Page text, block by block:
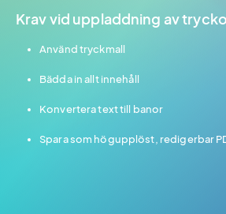
Krav vid uppladdning av
Använd tryckmall
Bädda in allt innehåll
Konvertera text till banor
Spara som högupplöst, redigerbar